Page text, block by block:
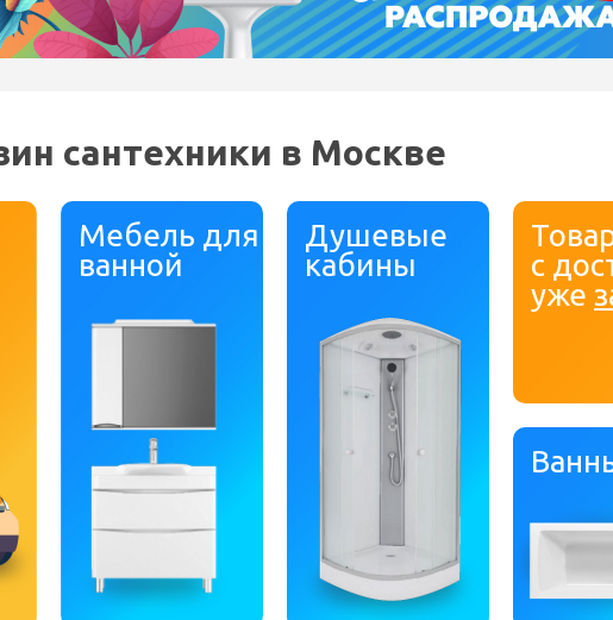
сантехники в Москве
Мебель для
ванной
Душевые
кабины
с
уже